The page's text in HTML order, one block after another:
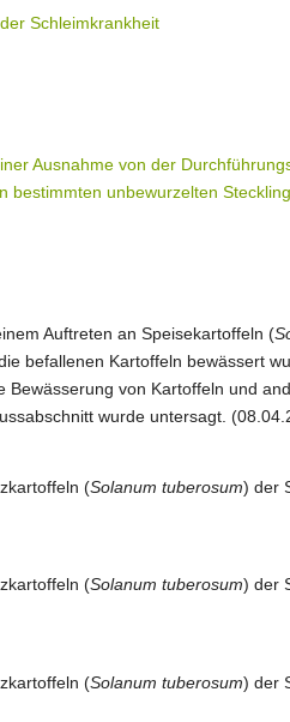
Schleimkrankheit
Ausnahme von der
bestimmten unbewurzelten
Auftreten an Speisekartoffeln (
befallenen Kartoffeln bewässert
Bewässerung von Kartoffeln und
wurde untersagt.
(Solanum tuberosum) der
(Solanum tuberosum) der
(Solanum tuberosum) der